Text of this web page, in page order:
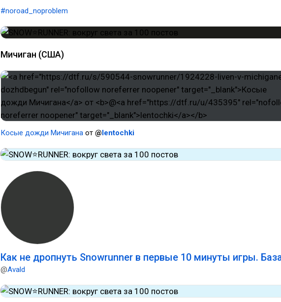
#noroad_noproblem
Мичиган (США)
Косые дожди Мичигана от @lentochki
Как не дропнуть Snowrunner в первые 10 минуты игры.
@Avald